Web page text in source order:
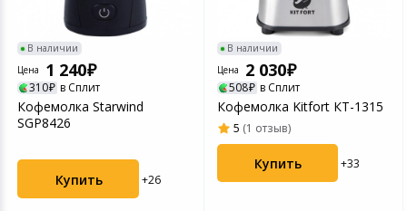
В наличии
Цена
1 240
310 в Сплит
Кофемолка Starwind
SGP8426
Купить +26
В наличии
Цена
2 030
508 в Сплит
Кофемолка Kitfort КТ-1315
5 (1 отзыв)
Купить +33
Игровые
Программное
Цифровые
Устройства
Товары для дачи и сада
Музыкальные инструменты
Канцтовары
Аксессуары